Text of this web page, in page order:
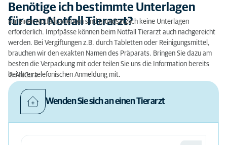
Benötige ich bestimmte Unterlagen
für den Notfall Tierarzt?
Für einen Notfallpatienten sind grundsätzlich keine Unterlagen
erforderlich. Impfpässe können beim Notfall Tierarzt auch nachgereicht
werden. Bei Vergiftungen z.B. durch Tabletten oder Reinigungsmittel,
brauchen wir den exakten Namen des Präparats. Bringen Sie dazu am
besten die Verpackung mit oder teilen Sie uns die Information bereits
bei Ihrer telefonischen Anmeldung mit.
© AniCura
Wenden Sie sich an einen Tierarzt